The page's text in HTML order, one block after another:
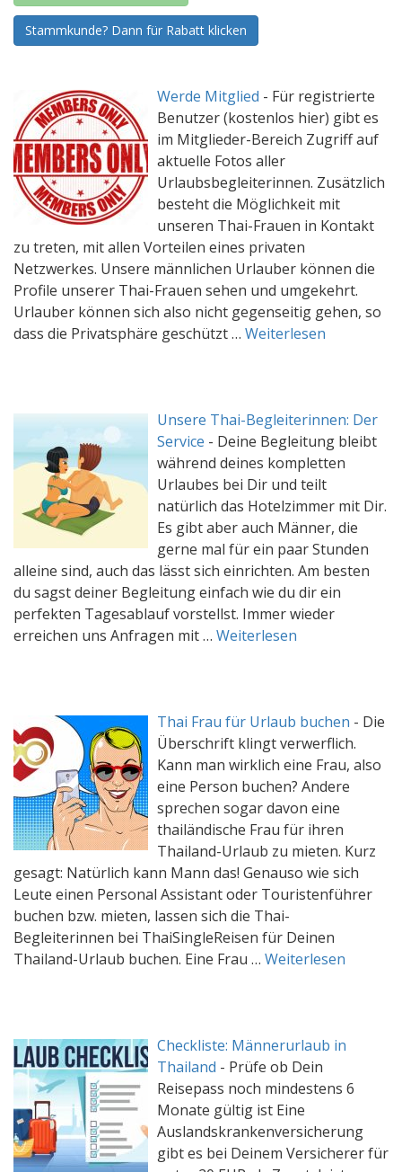
Stammkunde? Dann für Rabatt klicken
Werde Mitglied - Für registrierte
Benutzer (kostenlos hier) gibt es
im Mitglieder-Bereich Zugriff auf
aktuelle Fotos aller
Urlaubsbegleiterinnen. Zusätzlich
besteht die Möglichkeit mit
unseren Thai-Frauen in Kontakt
zu treten, mit allen Vorteilen eines privaten
Netzwerkes. Unsere männlichen Urlauber können die
Profile unserer Thai-Frauen sehen und umgekehrt.
Urlauber können sich also nicht gegenseitig gehen, so
dass die Privatsphäre geschützt … Weiterlesen
Unsere Thai-Begleiterinnen: Der
Service - Deine Begleitung bleibt
während deines kompletten
Urlaubes bei Dir und teilt
natürlich das Hotelzimmer mit Dir.
Es gibt aber auch Männer, die
gerne mal für ein paar Stunden
alleine sind, auch das lässt sich einrichten. Am besten
du sagst deiner Begleitung einfach wie du dir ein
perfekten Tagesablauf vorstellst. Immer wieder
erreichen uns Anfragen mit … Weiterlesen
Thai Frau für Urlaub buchen - Die
Überschrift klingt verwerflich.
Kann man wirklich eine Frau, also
eine Person buchen? Andere
sprechen sogar davon eine
thailändische Frau für ihren
Thailand-Urlaub zu mieten. Kurz
gesagt: Natürlich kann Mann das! Genauso wie sich
Leute einen Personal Assistant oder Touristenführer
buchen bzw. mieten, lassen sich die Thai-
Begleiterinnen bei ThaiSingleReisen für Deinen
Thailand-Urlaub buchen. Eine Frau … Weiterlesen
Checkliste: Männerurlaub in
Thailand - Prüfe ob Dein
Reisepass noch mindestens 6
Monate gültig ist Eine
Auslandskrankenversicherung
gibt es bei Deinem Versicherer für